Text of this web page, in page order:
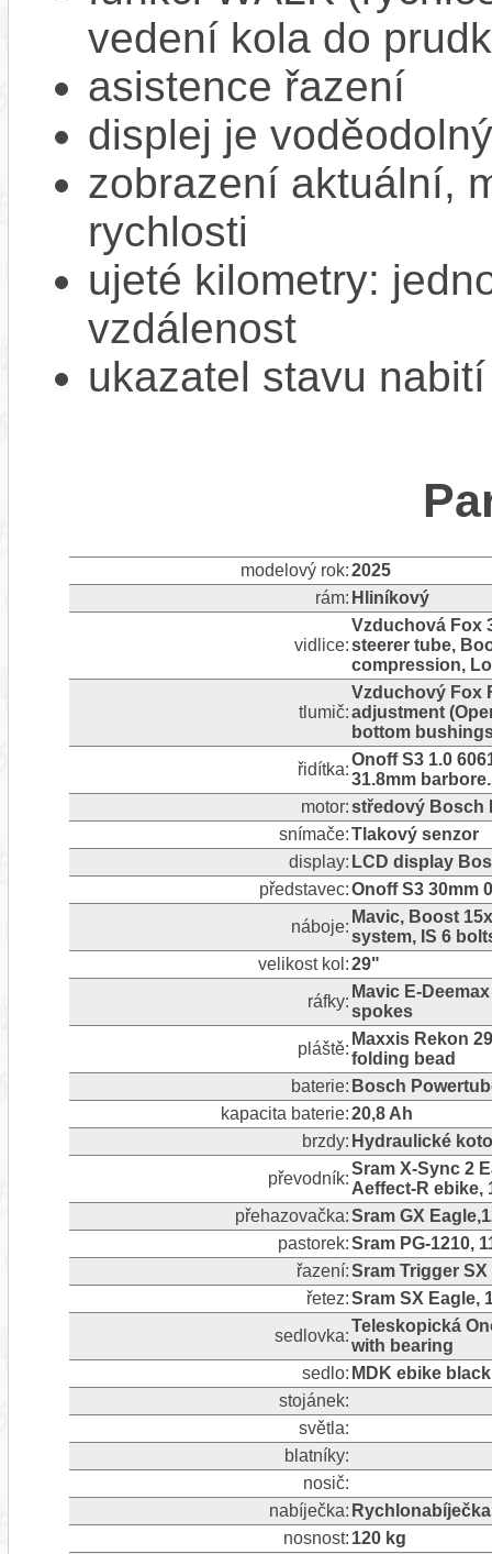
vedení kola do
asistence řazení
displej je voděodolný
zobrazení aktuální,
rychlosti
ujeté kilometry:
vzdálenost
ukazatel stavu
modelový rok:2025
rám: Hliníkový
vidlice:
Vzduchová Fox
steerer tube,
compression,
tlumič:
Vzduchový Fox
adjustment
bottom
řidítka:
Onoff S3 1.0
31.8mm
motor:středový Bosch
snímače:Tlakový senzor
display: LCD display
představec:Onoff S3 30mm
náboje:
Mavic, Boost
system, IS 6
velikost kol:29"
ráfky:
Mavic E-
spokes
pláště:
Maxxis Rekon
folding bead
baterie: Bosch
kapacita baterie:20,8 Ah
brzdy: Hydraulické
převodník:
Sram X-Sync 2
Aeffect-R ebike,
přehazovačka:Sram GX
pastorek:Sram PG-1210,
řazení:Sram Trigger
řetez:Sram SX Eagle,
sedlovka:
Teleskopická
with bearing
sedlo: MDK ebike black
stojánek:
světla:
blatníky:
nosič:
nabíječka:
nosnost: 120 kg